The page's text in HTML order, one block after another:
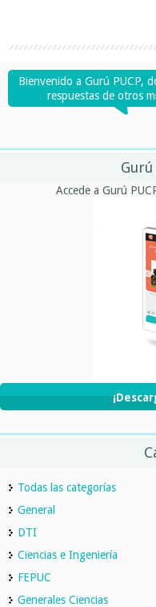
Bienvenido a Gurú PUCP,
respuestas de otros
Gurú
Accede a Gurú
Todas las categorías
General
DTI
Ciencias e Ingeniería
FEPUC
Generales Ciencias